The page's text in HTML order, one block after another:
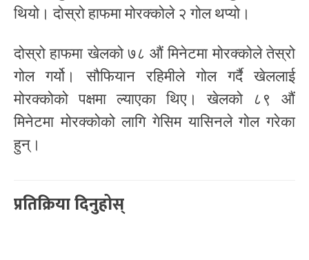
थियो। दोस्रो हाफमा मोरक्कोले २ गोल थप्यो।
दोस्रो हाफमा खेलको ७८ औं मिनेटमा मोरक्कोले तेस्रो
गोल गर्यो। सौफियान रहिमीले गोल गर्दै खेललाई
मोरक्कोको पक्षमा ल्याएका थिए। खेलको ८९ औं
मिनेटमा मोरक्कोको लागि गेसिम यासिनले गोल गरेका
हुन्।
प्रतिक्रिया दिनुहोस्